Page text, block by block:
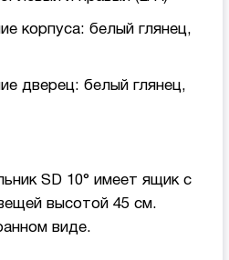
корпуса: белый глянец,
дверец: белый глянец,
SD 10° имеет ящик с
высотой 45 см.
виде.